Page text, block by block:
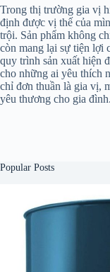
Trong thị trường gia vị
định được vị thế của
trội. Sản phẩm không
còn mang lại sự tiện lợi
quy trình sản xuất hiện
cho những ai yêu thích
chỉ đơn thuần là gia vị,
yêu thương cho gia đình.
Popular Posts